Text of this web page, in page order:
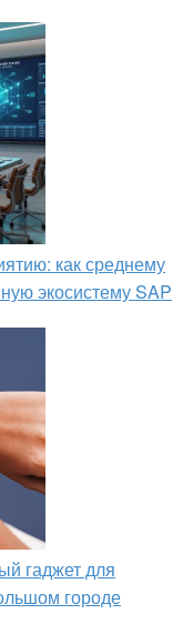
как среднему
экосистему SAP
гаджет для
городе